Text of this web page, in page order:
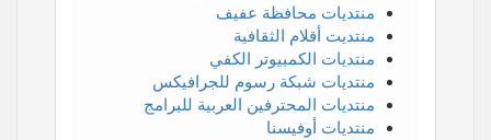
منتديات محافظة عفيف
منتديت أقلام الثقافية
منتديات الكمبيوتر الكفي
منتديات شبكة رسوم للجرافيكس
منتديات المحترفين العربية للبرامج
منتديات أوفيسنا